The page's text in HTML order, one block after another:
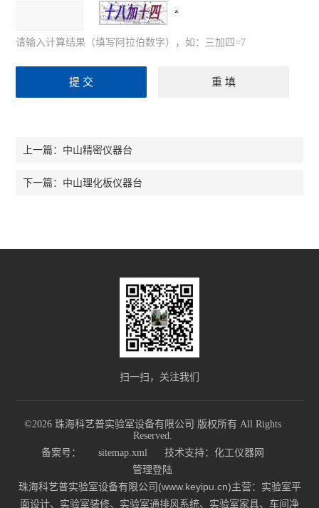
请输入计算结果（填写阿拉伯数字），如：三加四=7
上一篇： 中山精密仪器台
下一篇： 中山理化板仪器台
扫一扫，关注我们
©2026 珠海科艺普实验室设备有限公司 版权所有 All Rights
Reserved.
备案号：
sitemap.xml 技术支持： 化工仪器网
管理登陆
珠海科艺普实验室设备有限公司(www.keyipu.cn)主营：实验室平
面设计、实验室装修、实验室通排风系统、实验室家具、车间净